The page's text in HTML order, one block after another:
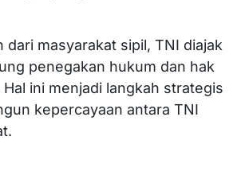
dari masyarakat sipil, TNI diajak
penegakan hukum dan hak
ini menjadi langkah strategis
kepercayaan antara TNI